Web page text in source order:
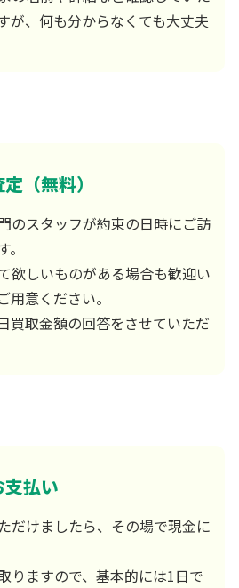
が、何も分からなくても大丈夫
（無料）
のスタッフが約束の日時にご訪
欲しいものがある場合も歓迎い
用意ください。
買取金額の回答をさせていただ
払い
だけましたら、その場で現金に
りますので、基本的には1日で